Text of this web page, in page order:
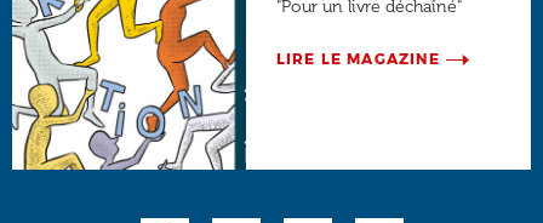
"Pour un livre déchaîné"
LIRE LE MAGAZINE